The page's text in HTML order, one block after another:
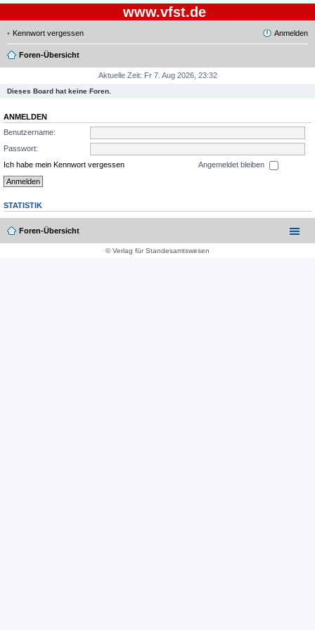
www.vfst.de
Kennwort vergessen Anmelden
Foren-Übersicht
Aktuelle Zeit: Fr 7. Aug 2026, 23:32
Dieses Board hat keine Foren.
ANMELDEN
Benutzername:
Passwort:
Ich habe mein Kennwort vergessen
Angemeldet bleiben
STATISTIK
Foren-Übersicht
© Verlag für Standesamtswesen